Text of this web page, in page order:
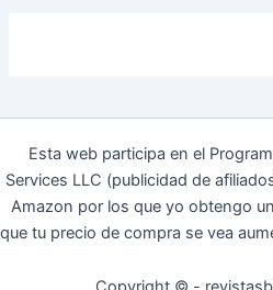
Esta web participa en el
Services LLC (publicidad de
Amazon por los que yo obtengo
que tu precio de compra se vea